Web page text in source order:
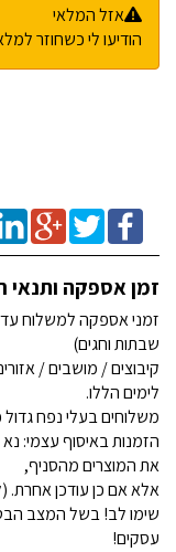
אזל המלאי
הודיעו לי כשחוזר
זמן אספקה ותנאי
שבתות וחגים)
קיבוצים / מושבים /
לימים הללו.
משלוחים בעלי נפח
הזמנות באיסוף עצמי:
את המוצרים מהסניף,
אלא אם כן עודכן אחרת.
שימו לב! בשל המצב
עסקים!